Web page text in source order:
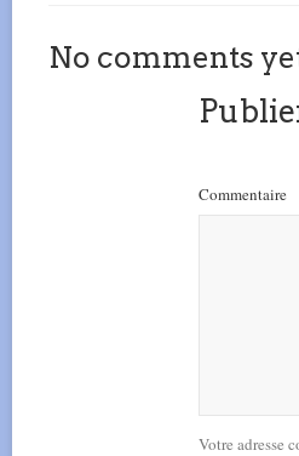
No comments
Commentaire
Votre adresse